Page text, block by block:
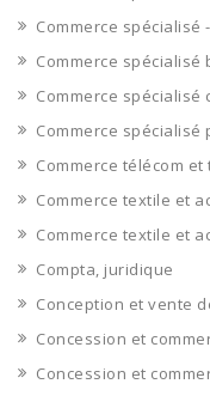
Commerce
Commerce spécialisé
Commerce
Commerce spécialisé
Commerce télécom
Commerce textile et
Commerce textile et
Compta, juridique
Conception et vente
Concession et
Concession et